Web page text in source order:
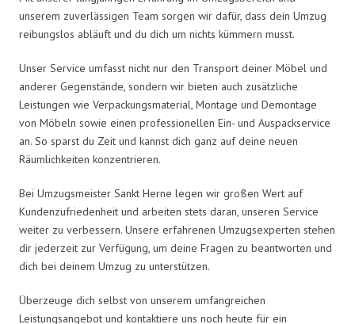
unserem zuverlässigen Team sorgen wir dafür, dass dein Umzug
reibungslos abläuft und du dich um nichts kümmern musst.
Unser Service umfasst nicht nur den Transport deiner Möbel und
anderer Gegenstände, sondern wir bieten auch zusätzliche
Leistungen wie Verpackungsmaterial, Montage und Demontage
von Möbeln sowie einen professionellen Ein- und Auspackservice
an. So sparst du Zeit und kannst dich ganz auf deine neuen
Räumlichkeiten konzentrieren.
Bei Umzugsmeister Sankt Herne legen wir großen Wert auf
Kundenzufriedenheit und arbeiten stets daran, unseren Service
weiter zu verbessern. Unsere erfahrenen Umzugsexperten stehen
dir jederzeit zur Verfügung, um deine Fragen zu beantworten und
dich bei deinem Umzug zu unterstützen.
Überzeuge dich selbst von unserem umfangreichen
Leistungsangebot und kontaktiere uns noch heute für ein